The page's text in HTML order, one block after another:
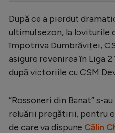
Campionate
Starurile
EURO 2024
Stranieri
După ce a pierdut
ultimul sezon, la loviturile
împotriva Dumbrăviței,
asigure revenirea în Liga
după victoriile cu CSM
”Rossoneri din Banat” s-
reluării pregătirii, pentru
de care va dispune Călin